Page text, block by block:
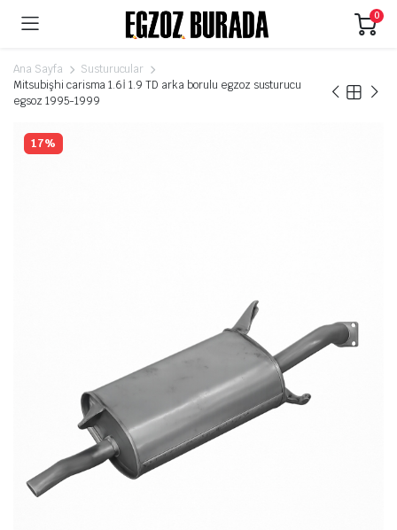
0
Ana Sayfa
Susturucular
Mitsubişhi carisma 1.6İ 1.9 TD arka borulu egzoz susturucu
egsoz 1995-1999
17%